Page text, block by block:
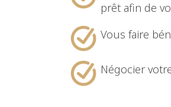
prêt afin de
Vous faire
Négocier